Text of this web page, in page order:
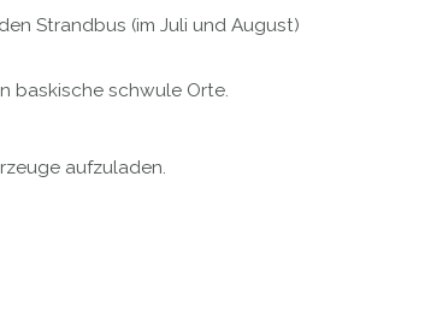
Strandbus (im Juli und August)
baskische schwule Orte.
aufzuladen.